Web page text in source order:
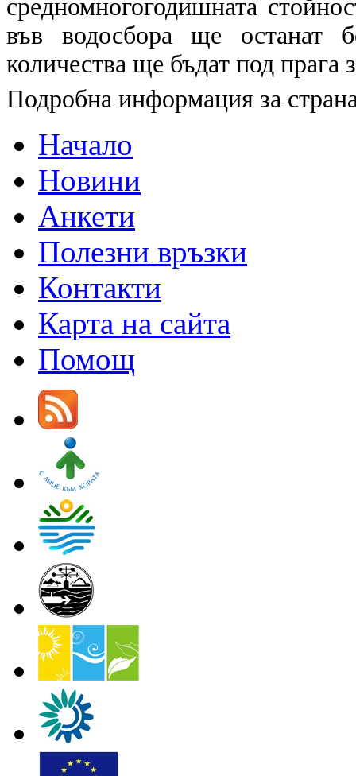
средномногогодишната
във водосбора ще останат
количества ще бъдат под прага
Подробна информация за
Начало
Новини
Анкети
Полезни връзки
Контакти
Карта на сайта
Помощ